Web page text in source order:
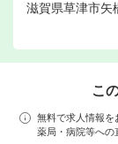
滋賀県草津市矢
こ
無料で求人情報を
薬局・病院等への